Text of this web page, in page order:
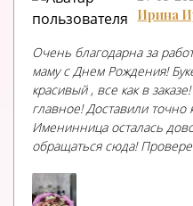
Ирина
Очень благодарна за
маму с Днем Рождения!
красивый , все как в
главное! Доставили
Именинница осталась
обращаться сюда!